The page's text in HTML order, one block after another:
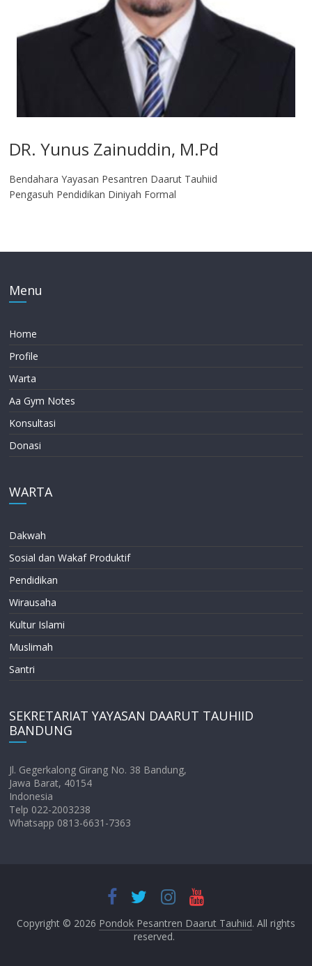
DR. Yunus Zainuddin, M.Pd
Bendahara Yayasan Pesantren Daarut Tauhiid
Pengasuh Pendidikan Diniyah Formal
Menu
Home
Profile
Warta
Aa Gym Notes
Konsultasi
Donasi
WARTA
Dakwah
Sosial dan Wakaf Produktif
Pendidikan
Wirausaha
Kultur Islami
Muslimah
Santri
SEKRETARIAT YAYASAN DAARUT TAUHIID
BANDUNG
Jl. Gegerkalong Girang No. 38 Bandung,
Jawa Barat, 40154
Indonesia
Telp 022-2003238
Whatsapp 0813-6631-7363
Copyright © 2026 Pondok Pesantren Daarut Tauhiid. All rights
reserved.